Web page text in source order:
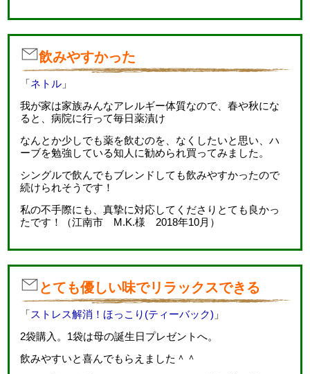
飲みやすかった
「ネトル 」
我が家は家族みんなアレルギー体質なので、春や秋にな
ると、病院に行って毎日薬漬け
なんとか少しでも薬を飲むのを、なくしたいと思い、ハ
ーブを勉強している知人に勧められ買ってみました。
シングルで飲んでもブレンドしても飲みやすかったので
続けられそうです！
私の不手際にも、真摯に対応してくださりとても良かっ
たです！（江南市 M.K.様 2018年10月）
とても優しい味でリラックスできる
「ストレス解消！ほっこり(ティーバック) 」
2袋購入。1袋は母の誕生日プレゼントへ。
飲みやすいと喜んでもらえました＾＾